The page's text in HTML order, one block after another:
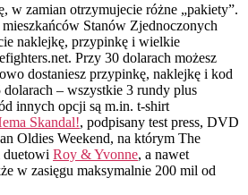
w zamian otrzymujecie różne „pakiety”.
Stanów Zjednoczonych
naklejkę, przypinkę i wielkie
Przy 30 dolarach możesz
dostaniesz przypinkę, naklejkę i kod
– wszystkie 3 rundy plus
innych opcji są m.in. t-shirt
Skandal!, podpisany test press, DVD
Oldies Weekend, na którym The
duetowi Roy & Yvonne, a nawet
w zasięgu maksymalnie 200 mil od